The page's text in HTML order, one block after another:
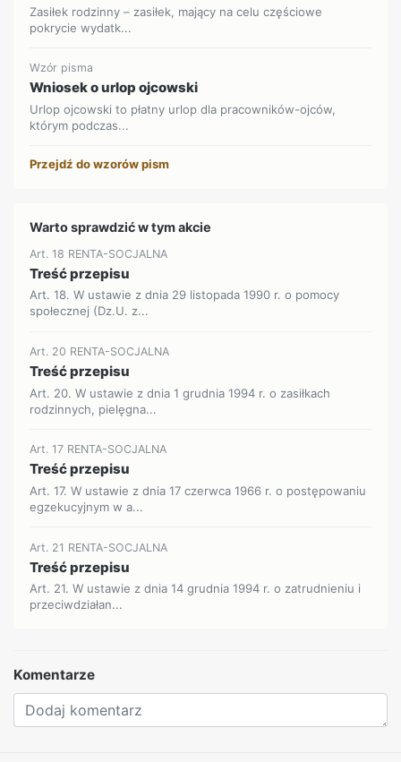
Zasiłek rodzinny – zasiłek, mający na celu częściowe
pokrycie wydatk...
Wzór pisma
Wniosek o urlop ojcowski
Urlop ojcowski to płatny urlop dla pracowników-ojców,
którym podczas...
Przejdź do wzorów pism
Warto sprawdzić w tym akcie
Art. 18 RENTA-SOCJALNA
Treść przepisu
Art. 18. W ustawie z dnia 29 listopada 1990 r. o pomocy
społecznej (Dz.U. z...
Art. 20 RENTA-SOCJALNA
Treść przepisu
Art. 20. W ustawie z dnia 1 grudnia 1994 r. o zasiłkach
rodzinnych, pielęgna...
Art. 17 RENTA-SOCJALNA
Treść przepisu
Art. 17. W ustawie z dnia 17 czerwca 1966 r. o postępowaniu
egzekucyjnym w a...
Art. 21 RENTA-SOCJALNA
Treść przepisu
Art. 21. W ustawie z dnia 14 grudnia 1994 r. o zatrudnieniu i
przeciwdziałan...
Komentarze